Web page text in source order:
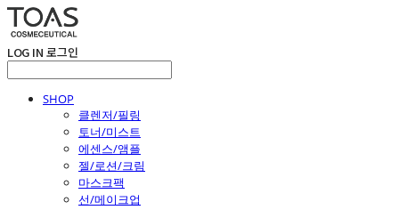
LOG IN 로그인
SHOP
클렌저/필링
토너/미스트
에센스/앰플
젤/로션/크림
마스크팩
선/메이크업